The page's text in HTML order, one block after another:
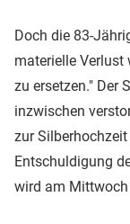
Doch die 83-
materielle Verlust
zu ersetzen." Der
inzwischen
zur
Entschuldigung
wird am